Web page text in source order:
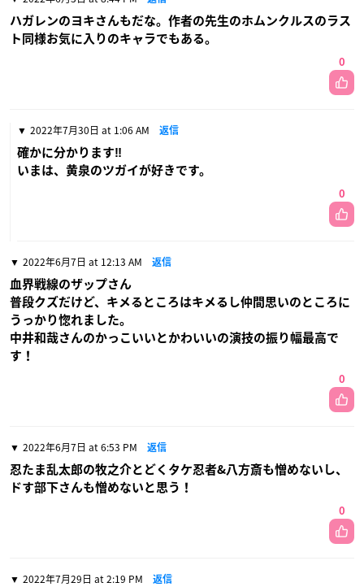
ハガレンのヨキさんもだな。作者の先生のホムンクルスのラス
ト同様お気に入りのキャラでもある。
0
2022年7月30日 at 1:06 AM 返信
確かに分かります‼
いまは、黄泉のツガイが好きです。
0
2022年6月7日 at 12:13 AM 返信
血界戦線のザップさん
普段クズだけど、キメるところはキメるし仲間思いのところに
うっかり惚れました。
中井和哉さんのかっこいいとかわいいの演技の振り幅最高で
す！
0
2022年6月7日 at 6:53 PM 返信
忍たま乱太郎の牧之介とどくタケ忍者&八方斎も憎めないし、
ドす部下さんも憎めないと思う！
0
2022年7月29日 at 2:19 PM 返信